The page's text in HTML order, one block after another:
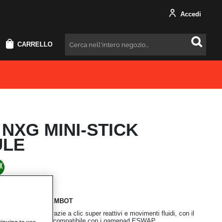
Accedi
CARRELLO Cercare
MINI-STICK
AIMBOT
ottimale, grazie a clic super reattivi e movimenti fluidi, con il